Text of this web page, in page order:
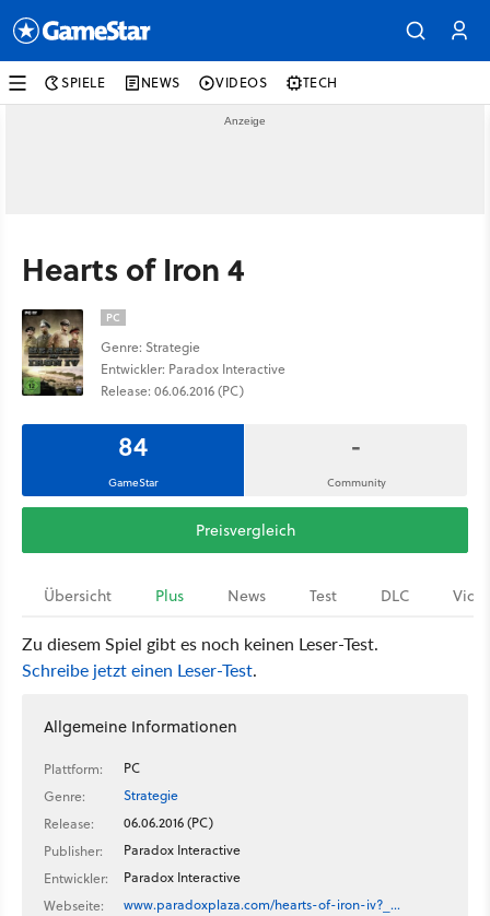
SPIELE NEWS VIDEOS TECH
Hearts of Iron 4
PC
Genre: Strategie
Entwickler: Paradox Interactive
Release: 06.06.2016 (PC)
84
GameStar
-
Community
Preisvergleich
Übersicht Plus News Test DLC
Zu diesem Spiel gibt es noch keinen Leser-Test.
Schreibe jetzt einen Leser-Test.
Allgemeine Informationen
Plattform:
PC
Genre:
Strategie
Release:
06.06.2016 (PC)
Publisher:
Paradox Interactive
Entwickler:
Paradox Interactive
Webseite:
www.paradoxplaza.com/hearts-of-iron-iv?_…